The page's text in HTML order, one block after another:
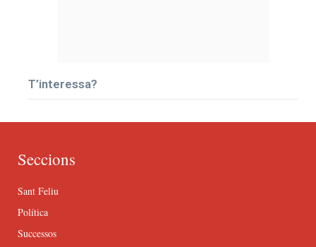
T’interessa?
Seccions
Sant Feliu
Política
Successos